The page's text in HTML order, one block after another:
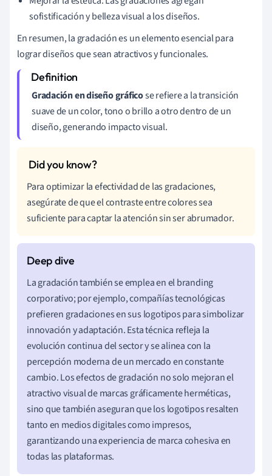
sofistificación y belleza visual a los diseños.
En resumen, la gradación es un elemento esencial para
lograr diseños que sean atractivos y funcionales.
Gradación en diseño gráficose refiere a la transición
suave de un color, tono o brillo a otro dentro de un
diseño, generando impacto visual.
Para optimizar la efectividad de las gradaciones,
asegúrate de que el contraste entre colores sea
suficiente para captar la atención sin ser abrumador.
La gradación también se emplea en el branding
corporativo; por ejemplo, compañías tecnológicas
prefieren gradaciones en sus logotipos para simbolizar
innovación y adaptación. Esta técnica refleja la
evolución continua del sector y se alinea con la
percepción moderna de un mercado en constante
cambio. Los efectos de gradación no solo mejoran el
atractivo visual de marcas gráficamente herméticas,
sino que también aseguran que los logotipos resalten
tanto en medios digitales como impresos,
garantizando una experiencia de marca cohesiva en
todas las plataformas.